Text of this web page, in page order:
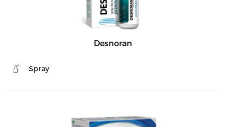
Desnoran
Spray